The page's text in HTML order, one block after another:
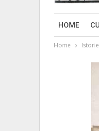
HOME
Home Istorie